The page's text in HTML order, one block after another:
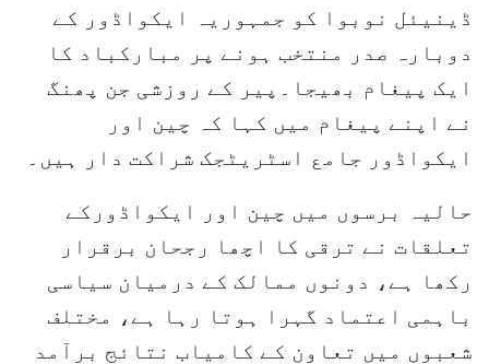
ڈینیئل نوبوا کو جمہوریہ ایکواڈور کے
دوبارہ صدر منتخب ہونے پر مبارکباد کا
ایک پیغام بھیجا۔پیر کے روزشی جن پھنگ
نے اپنے پیغام میں کہا کہ چین اور
ایکواڈور جامع اسٹریٹجک شراکت دار ہیں۔
حالیہ برسوں میں چین اور ایکواڈورکے
تعلقات نے ترقی کا اچھا رجحان برقرار
رکھا ہے، دونوں ممالک کے درمیان سیاسی
باہمی اعتماد گہرا ہوتا رہا ہے، مختلف
شعبوں میں تعاون کے کامیاب نتائج برآمد